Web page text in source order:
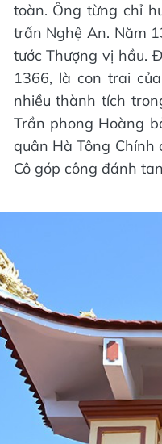
toàn. Ông từng chỉ
trấn Nghệ An. Năm
tước Thượng vị hầu.
1366, là con trai
nhiều thành tích
Trần phong Hoàng
quân Hà Tông
Cô góp công đánh